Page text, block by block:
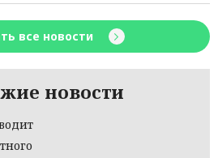
все новости
новости